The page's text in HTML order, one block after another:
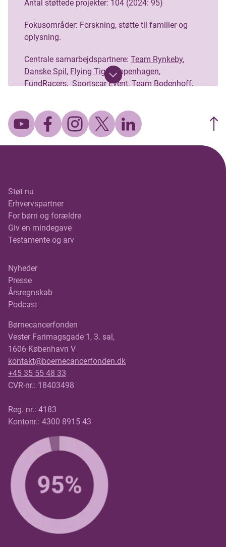
Antal støttede projekter: 104 (2024: 95)
Fokusområder: Forskning, støtte til familier og
oplysning.
Centrale samarbejdspartnere: Team Rynkeby,
Danske Spil, Flying Tiger Copenhagen,
FundRacers, Sportscar Event, Team Bodenhoff,
Støt nu
Erhvervspartner
For børn og forældre
Giv en mindegave
Testamente og arv
Nyheder
Presse
Årsregnskab
Podcast
Børnecancerfonden
Vester Farimagsgade 1, 3. sal,
1606 København V
kontakt@boernecancerfonden.dk
+45 35 55 48 33
CVR-nr.: 18403498
Reg. nr.: 4183
Kontonr.: 4300 8915 43